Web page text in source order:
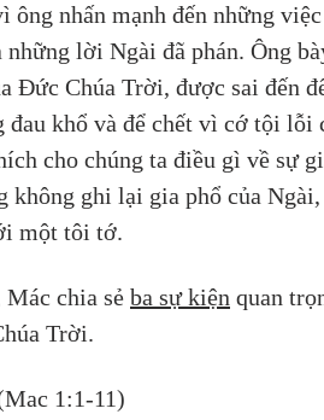
ông nhấn mạnh đến những việc
lời Ngài đã phán. Ông
Đức Chúa Trời, được sai đến
đau khổ và để chết vì cớ tội lỗi
cho chúng ta điều gì về sự
không ghi lại gia phổ của
một tôi tớ.
chia sẻ ba sự kiện quan
Trời.
1:1-11)